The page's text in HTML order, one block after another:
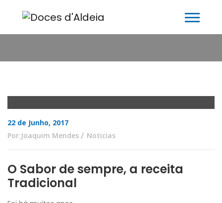
22 de Junho, 2017
Por:Joaquim Mendes
Noticias
O Sabor de sempre, a receita
Tradicional